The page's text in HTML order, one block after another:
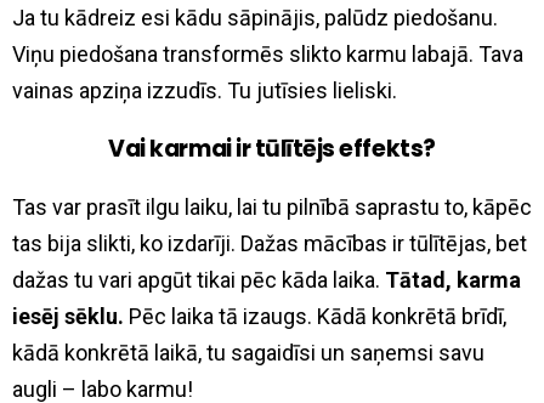
Ja tu kādreiz esi kādu sāpinājis, palūdz piedošanu.
Viņu piedošana transformēs slikto karmu labajā. Tava
vainas apziņa izzudīs. Tu jutīsies lieliski.
Vai karmai ir tūlītējs effekts?
Tas var prasīt ilgu laiku, lai tu pilnībā saprastu to, kāpēc
tas bija slikti, ko izdarīji. Dažas mācības ir tūlītējas, bet
dažas tu vari apgūt tikai pēc kāda laika. Tātad, karma
iesēj sēklu. Pēc laika tā izaugs. Kādā konkrētā brīdī,
kādā konkrētā laikā, tu sagaidīsi un saņemsi savu
augli – labo karmu!